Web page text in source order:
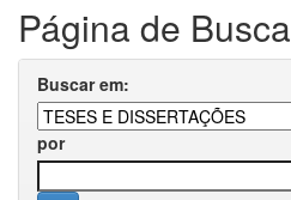
Página de Busca
Buscar em:
por